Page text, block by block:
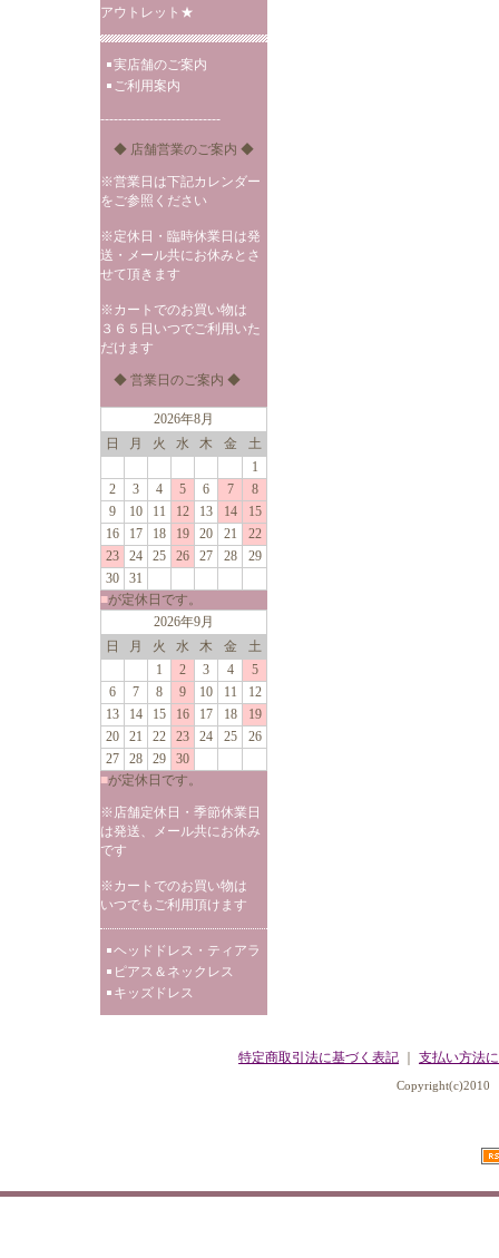
アウトレット★
実店舗のご案内
ご利用案内
---------------------------
◆ 店舗営業のご案内 ◆
※営業日は下記カレンダー
をご参照ください
※定休日・臨時休業日は発
送・メール共にお休みとさ
せて頂きます
※カートでのお買い物は
３６５日いつでご利用いた
だけます
◆ 営業日のご案内 ◆
2026年8月
日
月 火 水 木 金
土
1
2
3 4 5 6 7
8
9
10 11 12 13 14
15
16
17 18 19 20 21
22
23
24 25 26 27 28
29
30
31
■が定休日です。
2026年9月
日
月 火 水 木 金
土
1
2 3 4
5
6
7 8 9 10 11
12
13
14 15 16 17 18
19
20
21 22 23 24 25
26
27
28 29
30
■が定休日です。
※店舗定休日・季節休業日
は発送、メール共にお休み
です
※カートでのお買い物は
いつでもご利用頂けます
ヘッドドレス・ティアラ
ピアス＆ネックレス
キッズドレス
特定商取引法に基づく表記 支払い方法
Copyright(c)2010